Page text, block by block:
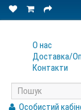
О нас
Доставка/
Контакти
Особистий